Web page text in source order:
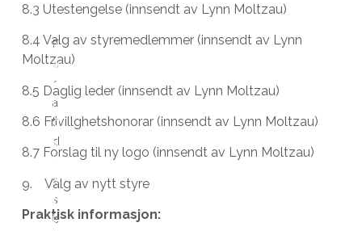
8.3 Utestengelse (innsendt av Lynn Moltzau)
8.4 Valg av styremedlemmer (innsendt av Lynn
Moltzau)
8.5 Daglig leder (innsendt av Lynn Moltzau)
8.6 Frivillghetshonorar (innsendt av Lynn Moltzau)
8.7 Forslag til ny logo (innsendt av Lynn Moltzau)
9. Valg av nytt styre
Praktisk informasjon:
F
o
r
a
t
d
i
s
s
e
a
g
i
r
d
u
k
a
t
t